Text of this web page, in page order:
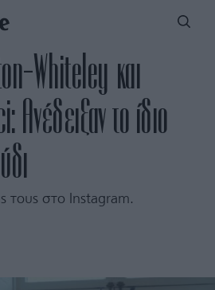
Whiteley και
το ίδιο
τους στο Instagram.